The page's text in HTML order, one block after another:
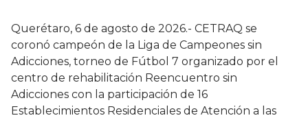
Querétaro, 6 de agosto de 2026.- CETRAQ se
coronó campeón de la Liga de Campeones sin
Adicciones, torneo de Fútbol 7 organizado por el
centro de rehabilitación Reencuentro sin
Adicciones con la participación de 16
Establecimientos Residenciales de Atención a las